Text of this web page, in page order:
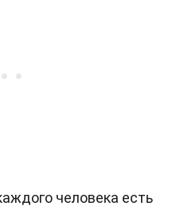
человека есть